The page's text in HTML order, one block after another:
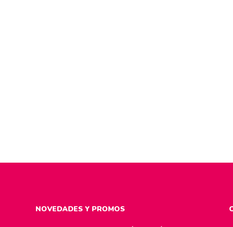
NOVEDADES Y PROMOS